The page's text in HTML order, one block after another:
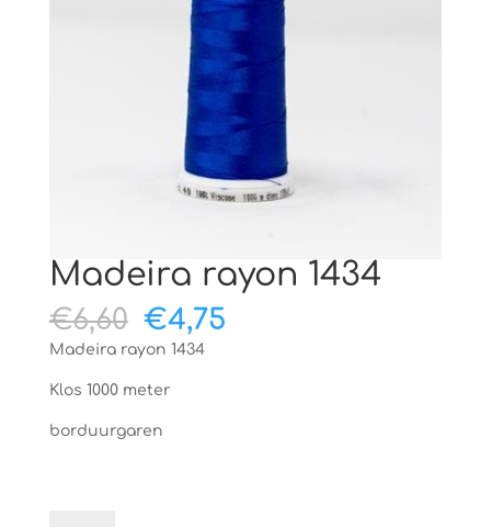
Madeira rayon 1434
€6,60 Oorspronkelijke
prijs
€6,60.
€4,75Huidige
Madeira rayon 1434
Klos 1000 meter
borduurgaren